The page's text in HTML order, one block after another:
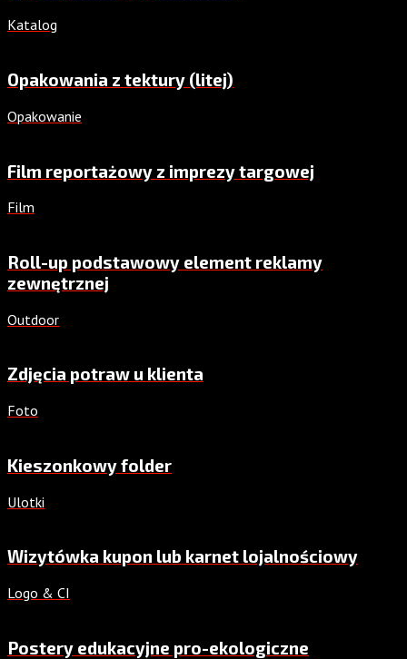
Katalog
Opakowania z tektury (litej)
Opakowanie
Film reportażowy z imprezy targowej
Film
Roll-up podstawowy element reklamy
zewnętrznej
Outdoor
Zdjęcia potraw u klienta
Foto
Kieszonkowy folder
Ulotki
Wizytówka kupon lub karnet lojalnościowy
Logo & CI
Postery edukacyjne pro-ekologiczne